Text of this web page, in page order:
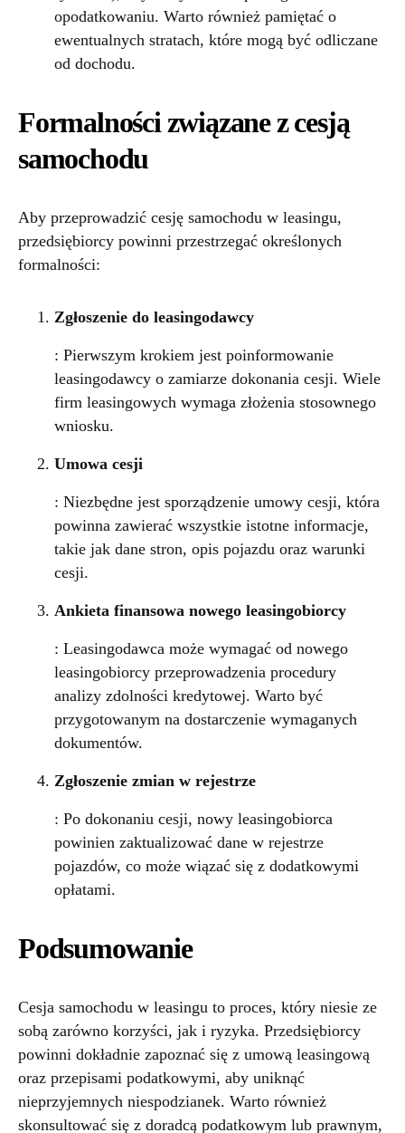
opodatkowaniu. Warto również pamiętać o
ewentualnych stratach, które mogą być odliczane
od dochodu.
Formalności związane z cesją
samochodu
Aby przeprowadzić cesję samochodu w leasingu,
przedsiębiorcy powinni przestrzegać określonych
formalności:
Zgłoszenie do leasingodawcy
: Pierwszym krokiem jest poinformowanie
leasingodawcy o zamiarze dokonania cesji. Wiele
firm leasingowych wymaga złożenia stosownego
wniosku.
Umowa cesji
: Niezbędne jest sporządzenie umowy cesji, która
powinna zawierać wszystkie istotne informacje,
takie jak dane stron, opis pojazdu oraz warunki
cesji.
Ankieta finansowa nowego leasingobiorcy
: Leasingodawca może wymagać od nowego
leasingobiorcy przeprowadzenia procedury
analizy zdolności kredytowej. Warto być
przygotowanym na dostarczenie wymaganych
dokumentów.
Zgłoszenie zmian w rejestrze
: Po dokonaniu cesji, nowy leasingobiorca
powinien zaktualizować dane w rejestrze
pojazdów, co może wiązać się z dodatkowymi
opłatami.
Podsumowanie
Cesja samochodu w leasingu to proces, który niesie ze
sobą zarówno korzyści, jak i ryzyka. Przedsiębiorcy
powinni dokładnie zapoznać się z umową leasingową
oraz przepisami podatkowymi, aby uniknąć
nieprzyjemnych niespodzianek. Warto również
skonsultować się z doradcą podatkowym lub prawnym,